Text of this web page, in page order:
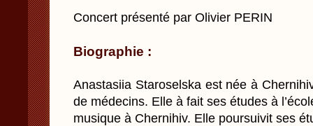
Concert présenté par Olivier PERIN
Biographie :
Anastasiia Staroselska est née à
de médecins. Elle à fait ses études à
musique à Chernihiv. Elle poursuivit ses